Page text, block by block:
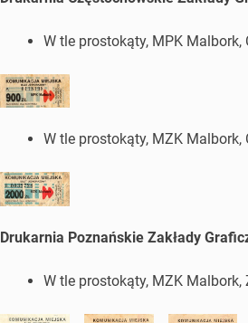
W tle prostokąty, MPK Malbork,
W tle prostokąty, MZK Malbork,
Drukarnia Poznańskie Zakłady
W tle prostokąty, MZK Malbork,